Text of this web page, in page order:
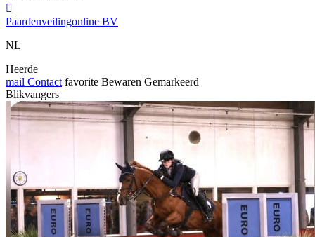

Paardenveilingonline BV
NL
Heerde
mail Contact favorite Bewaren Gemarkeerd
Blikvangers